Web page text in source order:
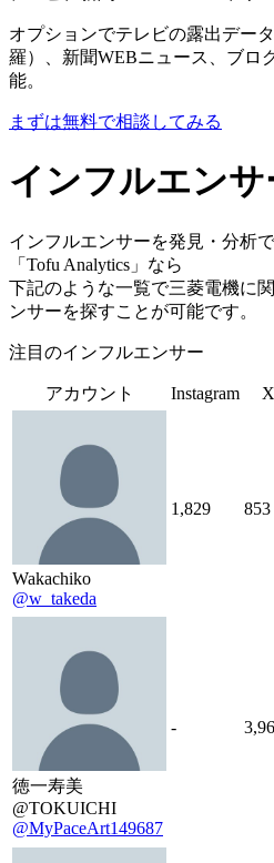
オプションでテレビの露出デー
羅）、新聞WEBニュース、ブロ
能。
まずは無料で相談してみる
インフルエン
インフルエンサーを発見・分析
「Tofu Analytics」なら
下記のような一覧で三菱電機に
ンサーを探すことが可能です。
注目のインフルエンサー
アカウント Instagram X
Wakachiko
@w_takeda
1,829 853
徳一寿美
@TOKUICHI
@MyPaceArt149687
-